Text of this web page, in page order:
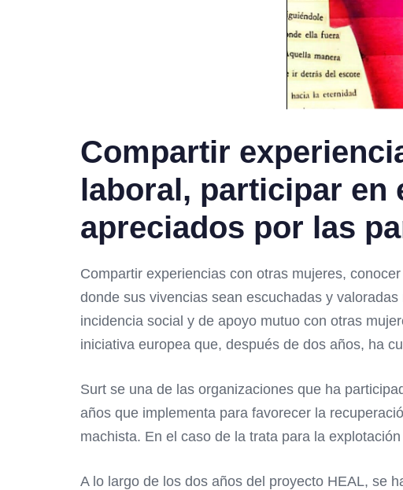
Compartir
laboral, participar en
apreciados por las
Compartir experiencias con otras mujeres,
donde sus vivencias sean escuchadas y
incidencia social y de apoyo mutuo con otras
iniciativa europea que, después de dos años, ha
Surt se una de las organizaciones que ha
años que implementa para favorecer la
machista. En el caso de la trata para la
A lo largo de los dos años del proyecto HEAL, se